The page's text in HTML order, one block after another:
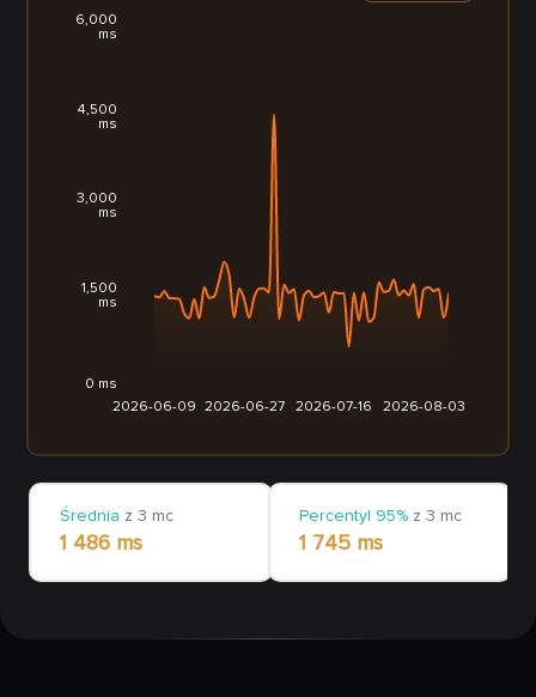
2026-06-09 2026-06-27 2026-07-16 2026-08-03
0 ms
1,500
ms
3,000
ms
4,500
ms
6,000
ms
Średnia z 3 mc
1 486 ms
Percentyl 95% z 3 mc
1 745 ms